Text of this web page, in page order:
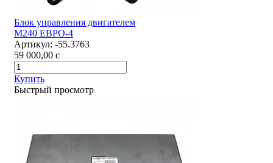
Блок управления двигателем
М240 ЕВРО-4
Артикул: -55.3763
59 000,00 c
Купить
Быстрый просмотр